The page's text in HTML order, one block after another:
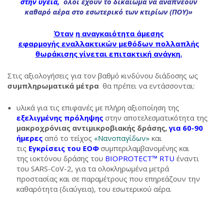
καθαρό αέρα στο εσωτερικό των κτιρίων (ΠΟΥ)»
Όταν η αναγκαιότητα άμεσης
εφαρμογής εναλλακτικών μεθόδων πολλαπλής
θωράκισηςγίνεται επιτακτική ανάγκη.
Στις αξιολογήσεις για τον βαθμό κινδύνου διάδοσης ως
συμπληρωματικά μέτρα θα πρέπει να εντάσσονται:
υλικά για τις επιφανές με πλήρη αξιοποίηση της
εξελιγμένης πρόληψης στην αποτελεσματικότητα της
μακροχρόνιας αντιμικροβιακής δράσης,για 60-90
ήμερες από το τείχος «Νανοπαγίδων» και
τις Εγκρίσεις του ΕΟΦ συμπεριλαμβανομένης και
της ιοκτόνου δράσης του BIOPROTECT™ RTU έναντι
του SARS-CoV-2, για τα ολοκληρωμένα μετρά
προστασίας και σε παραμέτρους που επηρεάζουν την
καθαρότητα (διαύγεια), του εσωτερικού αέρα.